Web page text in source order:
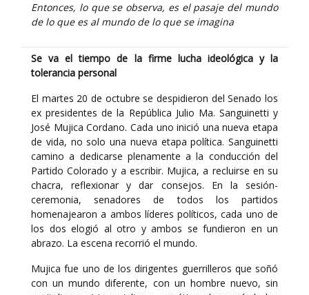
Entonces, lo que se observa, es el pasaje del mundo
de lo que es al mundo de lo que se imagina
Se va el tiempo de la firme lucha ideológica y la
tolerancia personal
El martes 20 de octubre se despidieron del Senado los
ex presidentes de la República Julio Ma. Sanguinetti y
José Mujica Cordano. Cada uno inició una nueva etapa
de vida, no solo una nueva etapa política. Sanguinetti
camino a dedicarse plenamente a la conducción del
Partido Colorado y a escribir. Mujica, a recluirse en su
chacra, reflexionar y dar consejos. En la sesión-
ceremonia, senadores de todos los partidos
homenajearon a ambos líderes políticos, cada uno de
los dos elogió al otro y ambos se fundieron en un
abrazo. La escena recorrió el mundo.
Mujica fue uno de los dirigentes guerrilleros que soñó
con un mundo diferente, con un hombre nuevo, sin